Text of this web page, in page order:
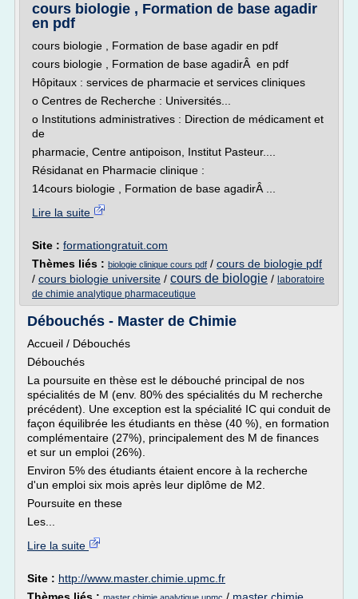
cours biologie , Formation de base agadir
en pdf
cours biologie , Formation de base agadir en pdf
cours biologie , Formation de base agadirÂ en pdf
Hôpitaux : services de pharmacie et services cliniques
o Centres de Recherche : Universités...
o Institutions administratives : Direction de médicament et
de
pharmacie, Centre antipoison, Institut Pasteur....
Résidanat en Pharmacie clinique :
14cours biologie , Formation de base agadirÂ ...
Lire la suite
Site : formationgratuit.com
Thèmes liés : biologie clinique cours pdf / cours de biologie pdf
/ cours biologie universite / cours de biologie / laboratoire
de chimie analytique pharmaceutique
Débouchés - Master de Chimie
Accueil / Débouchés
Débouchés
La poursuite en thèse est le débouché principal de nos
spécialités de M (env. 80% des spécialités du M recherche
précédent). Une exception est la spécialité IC qui conduit de
façon équilibrée les étudiants en thèse (40 %), en formation
complémentaire (27%), principalement des M de finances
et sur un emploi (26%).
Environ 5% des étudiants étaient encore à la recherche
d'un emploi six mois après leur diplôme de M2.
Poursuite en these
Les...
Lire la suite
Site : http://www.master.chimie.upmc.fr